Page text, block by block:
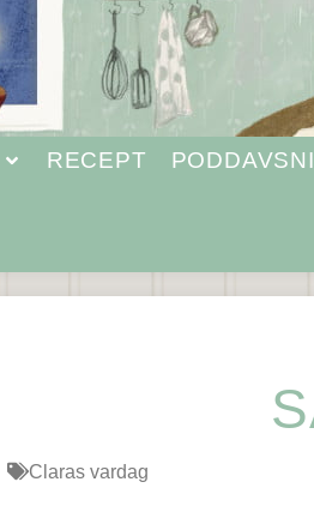
RECEPT
Claras vardag